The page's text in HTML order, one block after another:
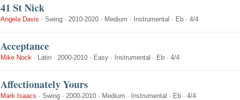
41 St Nick
Angela Davis · Swing · 2010-2020 · Medium · Instrumental · Eb · 4/4
Acceptance
Mike Nock · Latin · 2000-2010 · Easy · Instrumental · Eb · 4/4
Affectionately Yours
Mark Isaacs · Swing · 2000-2010 · Medium · Instrumental · Eb · 4/4